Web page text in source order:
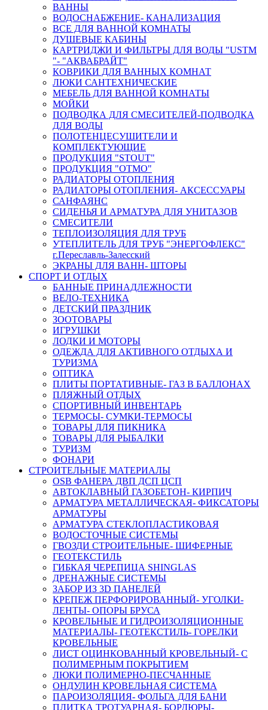
ВАННЫ
ВОДОСНАБЖЕНИЕ- КАНАЛИЗАЦИЯ
ВСЕ ДЛЯ ВАННОЙ КОМНАТЫ
ДУШЕВЫЕ КАБИНЫ
КАРТРИДЖИ И ФИЛЬТРЫ ДЛЯ ВОДЫ "USTM
"- "АКВАБРАЙТ"
КОВРИКИ ДЛЯ ВАННЫХ КОМНАТ
ЛЮКИ САНТЕХНИЧЕСКИЕ
МЕБЕЛЬ ДЛЯ ВАННОЙ КОМНАТЫ
МОЙКИ
ПОДВОДКА ДЛЯ СМЕСИТЕЛЕЙ-ПОДВОДКА
ДЛЯ ВОДЫ
ПОЛОТЕНЦЕСУШИТЕЛИ И
КОМПЛЕКТУЮЩИЕ
ПРОДУКЦИЯ "STOUT"
ПРОДУКЦИЯ "ОТМО"
РАДИАТОРЫ ОТОПЛЕНИЯ
РАДИАТОРЫ ОТОПЛЕНИЯ- АКСЕССУАРЫ
САНФАЯНС
СИДЕНЬЯ И АРМАТУРА ДЛЯ УНИТАЗОВ
СМЕСИТЕЛИ
ТЕПЛОИЗОЛЯЦИЯ ДЛЯ ТРУБ
УТЕПЛИТЕЛЬ ДЛЯ ТРУБ "ЭНЕРГОФЛЕКС"
г.Переславль-Залесский
ЭКРАНЫ ДЛЯ ВАНН- ШТОРЫ
СПОРТ И ОТДЫХ
БАННЫЕ ПРИНАДЛЕЖНОСТИ
ВЕЛО-ТЕХНИКА
ДЕТСКИЙ ПРАЗДНИК
ЗООТОВАРЫ
ИГРУШКИ
ЛОДКИ И МОТОРЫ
ОДЕЖДА ДЛЯ АКТИВНОГО ОТДЫХА И
ТУРИЗМА
ОПТИКА
ПЛИТЫ ПОРТАТИВНЫЕ- ГАЗ В БАЛЛОНАХ
ПЛЯЖНЫЙ ОТДЫХ
СПОРТИВНЫЙ ИНВЕНТАРЬ
ТЕРМОСЫ- СУМКИ-ТЕРМОСЫ
ТОВАРЫ ДЛЯ ПИКНИКА
ТОВАРЫ ДЛЯ РЫБАЛКИ
ТУРИЗМ
ФОНАРИ
СТРОИТЕЛЬНЫЕ МАТЕРИАЛЫ
OSB ФАНЕРА ДВП ДСП ЦСП
АВТОКЛАВНЫЙ ГАЗОБЕТОН- КИРПИЧ
АРМАТУРА МЕТАЛЛИЧЕСКАЯ- ФИКСАТОРЫ
АРМАТУРЫ
АРМАТУРА СТЕКЛОПЛАСТИКОВАЯ
ВОДОСТОЧНЫЕ СИСТЕМЫ
ГВОЗДИ СТРОИТЕЛЬНЫЕ- ШИФЕРНЫЕ
ГЕОТЕКСТИЛЬ
ГИБКАЯ ЧЕРЕПИЦА SHINGLAS
ДРЕНАЖНЫЕ СИСТЕМЫ
ЗАБОР ИЗ 3D ПАНЕЛЕЙ
КРЕПЕЖ ПЕРФОРИРОВАННЫЙ- УГОЛКИ-
ЛЕНТЫ- ОПОРЫ БРУСА
КРОВЕЛЬНЫЕ И ГИДРОИЗОЛЯЦИОННЫЕ
МАТЕРИАЛЫ- ГЕОТЕКСТИЛЬ- ГОРЕЛКИ
КРОВЕЛЬНЫЕ
ЛИСТ ОЦИНКОВАННЫЙ КРОВЕЛЬНЫЙ- С
ПОЛИМЕРНЫМ ПОКРЫТИЕМ
ЛЮКИ ПОЛИМЕРНО-ПЕСЧАННЫЕ
ОНДУЛИН КРОВЕЛЬНАЯ СИСТЕМА
ПАРОИЗОЛЯЦИЯ- ФОЛЬГА ДЛЯ БАНИ
ПЛИТКА ТРОТУАРНАЯ- БОРДЮРЫ-